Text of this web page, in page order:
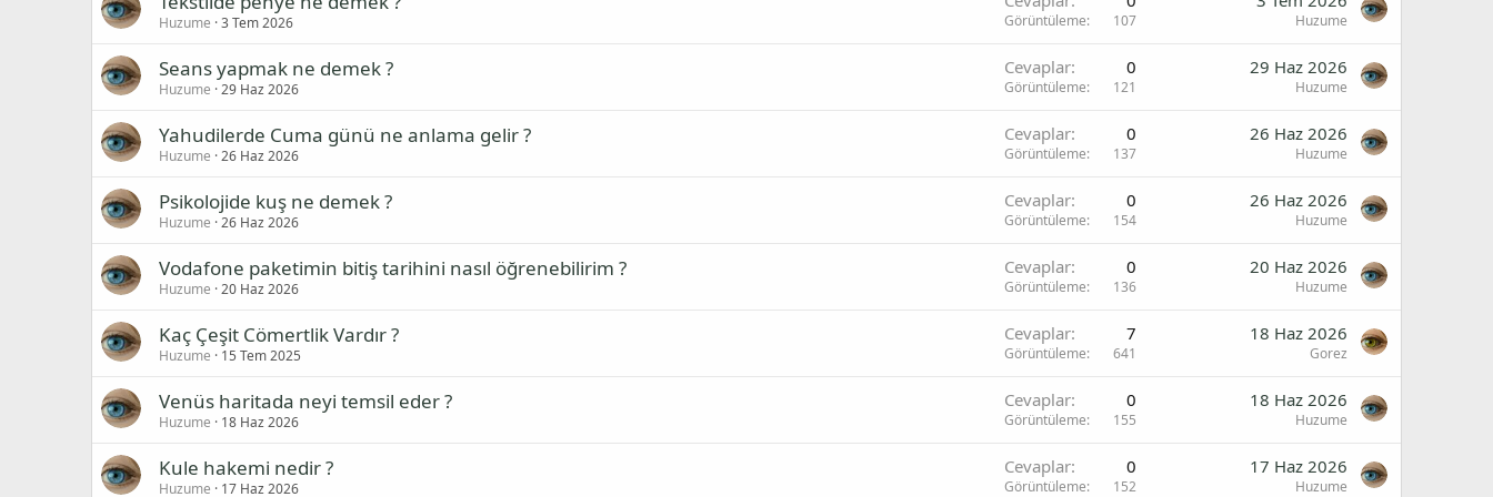
Huzume 3 Tem 2026 Görüntüleme 107 Huzume
Seans yapmak ne demek ?
Huzume 29 Haz 2026
Cevaplar 0
Görüntüleme 121
29 Haz 2026
Huzume
Yahudilerde Cuma günü ne anlama gelir ?
Huzume 26 Haz 2026
Cevaplar 0
Görüntüleme 137
26 Haz 2026
Huzume
Psikolojide kuş ne demek ?
Huzume 26 Haz 2026
Cevaplar 0
Görüntüleme 154
26 Haz 2026
Huzume
Vodafone paketimin bitiş tarihini nasıl öğrenebilirim ?
Huzume 20 Haz 2026
Cevaplar 0
Görüntüleme 136
20 Haz 2026
Huzume
Kaç Çeşit Cömertlik Vardır ?
Huzume 15 Tem 2025
Cevaplar 7
Görüntüleme 641
18 Haz 2026
Gorez
Venüs haritada neyi temsil eder ?
Huzume 18 Haz 2026
Cevaplar 0
Görüntüleme 155
18 Haz 2026
Huzume
Kule hakemi nedir ?
Huzume 17 Haz 2026
Cevaplar 0
Görüntüleme 152
17 Haz 2026
Huzume